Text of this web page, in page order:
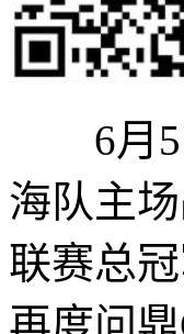
6月5日
海队主
联赛总